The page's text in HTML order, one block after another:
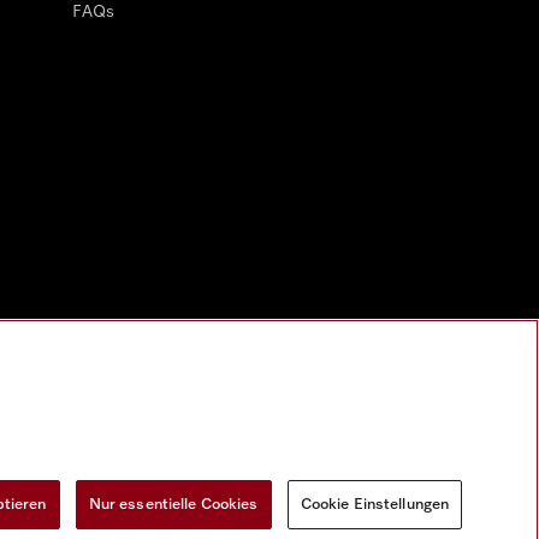
FAQs
Nur essentielle Cookies Cookie Einstellungen